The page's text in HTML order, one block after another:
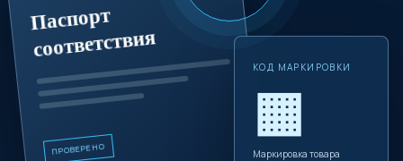
Паспорт
соответствия
ПРОВЕРЕНО
КОД МАРКИРОВКИ
▦
Маркировка товара